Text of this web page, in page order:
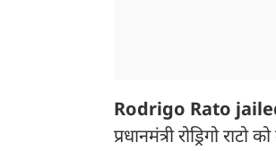
Rodrigo Rato
प्रधानमंत्री रोड्रिगो